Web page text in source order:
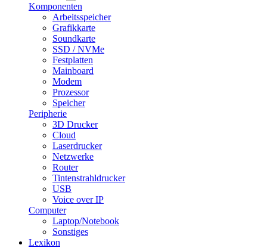
Komponenten
Arbeitsspeicher
Grafikkarte
Soundkarte
SSD / NVMe
Festplatten
Mainboard
Modem
Prozessor
Speicher
Peripherie
3D Drucker
Cloud
Laserdrucker
Netzwerke
Router
Tintenstrahldrucker
USB
Voice over IP
Computer
Laptop/Notebook
Sonstiges
Lexikon